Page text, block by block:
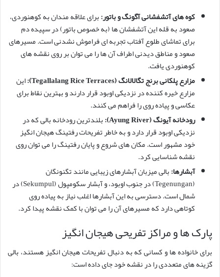
کوه های آتشفشانی آگونگ و باتور:برای علاقه مندان به کوهنوردی،
صعود به قله این آتشفشان ها (به خصوص باتور) در سپیده دم
برای تماشای طلوع آفتاب تجربه ای فراموش نشدنی است. مسیرهای
صعود و مناطق دیدنی اطراف آن ها را می توان بر روی نقشه های
کوهنوردی یافت.
مزارع پلکانی برنج تگالالانگ (Tegallalang Rice Terraces):
این
مزارع خیره کننده در نزدیکی اوبود قرار دارند و بهترین نقاط برای
عکاسی و پیاده روی را فراهم می کنند.
رودخانه آیونگ (Ayung River):
بلندترین رودخانه بالی که در
نزدیکی اوبود قرار دارد و به خاطر تفریحات رفتینگ هیجان انگیز
خود مشهور است. مکان های شروع و پایان رفتینگ را می توان روی
نقشه شناسایی کرد.
آبشارها:بالی میزبان آبشارهای زیبایی مانند تگنونگان
(Tegenungan) در جنوب اوبود، و آبشار سکومپول (Sekumpul) در
شمال است. دسترسی به این آبشارها اغلب نیاز به پیاده روی
کوتاهی دارد که مسیرهای آن را می توان با کمک نقشه پیدا کرد.
پارک ها و مراکز تفریحی هیجان انگیز
برای خانواده ها و کسانی که به دنبال تفریحات هیجان انگیز هستند، بالی
گزینه های متعددی را در نقشه خود جای داده است: